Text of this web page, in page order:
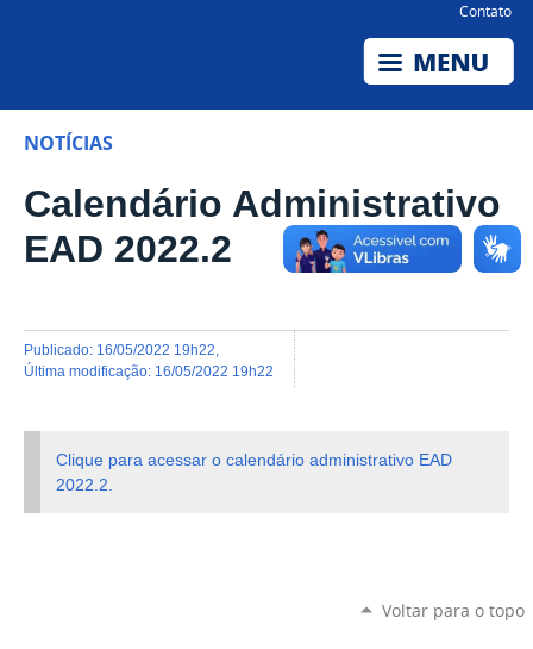
Contato
NOTÍCIAS
Calendário Administrativo
EAD 2022.2
publicado: 16/05/2022 19h22
última modificação: 16/05/2022 19h22
Clique para acessar o calendário administrativo EAD
2022.2.
Voltar para o topo